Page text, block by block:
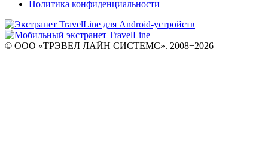
Политика конфиденциальности
© ООО «ТРЭВЕЛ ЛАЙН СИСТЕМС». 2008−2026